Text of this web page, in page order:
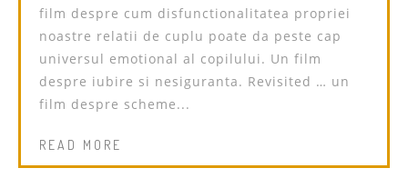
film despre cum disfunctionalitatea propriei
noastre relatii de cuplu poate da peste cap
universul emotional al copilului. Un film
despre iubire si nesiguranta. Revisited … un
film despre scheme...
READ MORE